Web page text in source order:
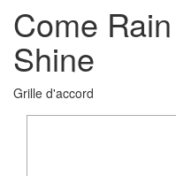
Come
Shine
Grille d'accord